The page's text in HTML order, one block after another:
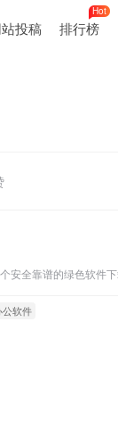
投稿 排行榜
Hot
公软件